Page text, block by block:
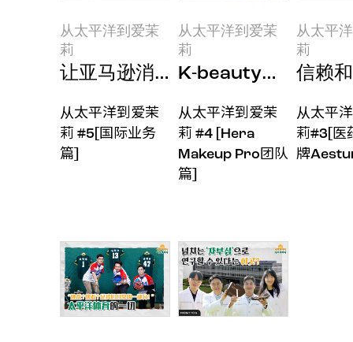
从太平洋到爱茉
莉
让亚马逊消费者倾心的爱茉莉太
从太平洋到爱茉
莉 #5[国际业务
篇]
从太平洋到爱茉
莉
K-beauty的历史？
从太平洋到爱茉
莉 #4 [Hera
Makeup Pro团队
篇]
从太平
莉
信赖
从太平
莉#3[医
牌